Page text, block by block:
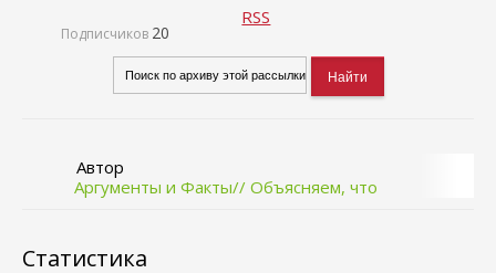
Подписчиков 20
RSS
Автор
Аргументы и Факты// Объясняем, что
Статистика